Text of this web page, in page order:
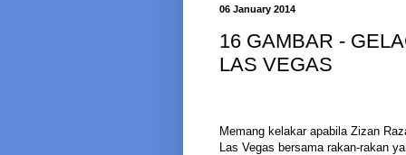
06 January 2014
16 GAMBAR -
LAS VEGAS
Memang kelakar apabila Zizan
Las Vegas bersama rakan-rakan